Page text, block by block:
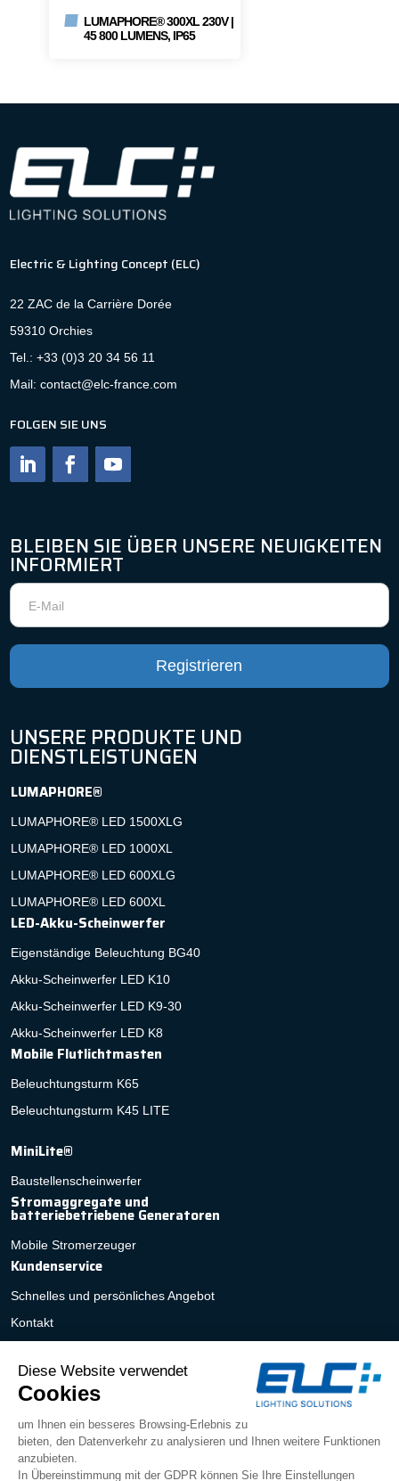
LUMAPHORE® 300XL 230V |
45 800 LUMENS, IP65
Electric & Lighting Concept (ELC)
22 ZAC de la Carrière Dorée
59310 Orchies
Tel.: +33 (0)3 20 34 56 11
Mail: contact@elc-france.com
FOLGEN SIE UNS
BLEIBEN SIE ÜBER UNSERE NEUIGKEITEN
INFORMIERT
Newsletter
Registrieren
UNSERE PRODUKTE UND
DIENSTLEISTUNGEN
LUMAPHORE®
LUMAPHORE® LED 1500XLG
LUMAPHORE® LED 1000XL
LUMAPHORE® LED 600XLG
LUMAPHORE® LED 600XL
LED-Akku-Scheinwerfer
Eigenständige Beleuchtung BG40
Akku-Scheinwerfer LED K10
Akku-Scheinwerfer LED K9-30
Akku-Scheinwerfer LED K8
Mobile Flutlichtmasten
Beleuchtungsturm K65
Beleuchtungsturm K45 LITE
MiniLite®
Baustellenscheinwerfer
Stromaggregate und
batteriebetriebene Generatoren
Mobile Stromerzeuger
Kundenservice
Schnelles und persönliches Angebot
Kontakt
FAQ
Impressum|Datenschutzerklärung |Allgemeine